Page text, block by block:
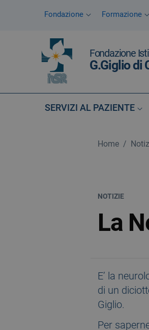
Vai al menu di navigazione
Fondazione Formazione
Fondazione
G.Giglio di
SERVIZI AL PAZIENTE
Home /
NOTIZIE
La
E’ la
di un
Giglio.
Per